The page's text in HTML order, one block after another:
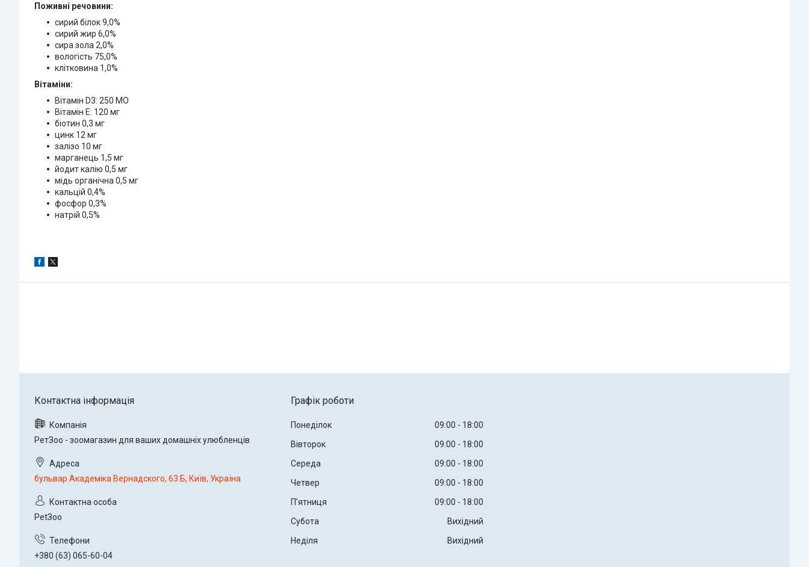
Поживні речовини:
сирий білок 9,0%
сирий жир 6,0%
сира зола 2,0%
вологість 75,0%
клітковина 1,0%
Вітаміни:
Вітамін D3: 250 МО
Вітамін Е: 120 мг
біотин 0,3 мг
цинк 12 мг
залізо 10 мг
марганець 1,5 мг
йодит калію 0,5 мг
мідь органічна 0,5 мг
кальцій 0,4%
фосфор 0,3%
натрій 0,5%
РетЗоо - зоомагазин для ваших домашніх улюбленців
бульвар Академіка Вернадского, 63 Б, Київ, Україна
PetЗoo
+380 (63) 065-60-04
Графік роботи
Понеділок 09:00
18:00
Вівторок
09:00
18:00
Середа
09:00
18:00
Четвер
09:00
18:00
Пʼятниця
09:00
18:00
Субота
Вихідний
Неділя
Вихідний